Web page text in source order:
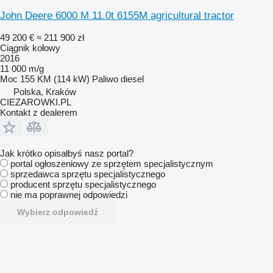
John Deere 6000 M 11.0t 6155M agricultural tractor
49 200 € ≈ 211 900 zł
Ciągnik kołowy
2016
11 000 m/g
Moc 155 KM (114 kW) Paliwo diesel
Polska, Kraków
CIEZAROWKI.PL
Kontakt z dealerem
Jak krótko opisałbyś nasz portal?
portal ogłoszeniowy ze sprzętem specjalistycznym
sprzedawca sprzętu specjalistycznego
producent sprzętu specjalistycznego
nie ma poprawnej odpowiedzi
Wybierz odpowiedź